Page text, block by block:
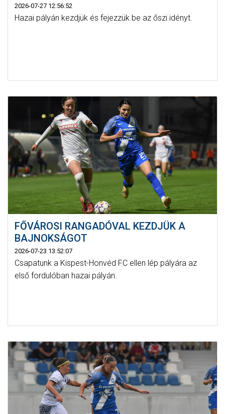
2026-07-27 12:56:52
Hazai pályán kezdjük és fejezzük be az őszi idényt.
FŐVÁROSI RANGADÓVAL KEZDJÜK A
BAJNOKSÁGOT
2026-07-23 13:52:07
Csapatunk a Kispest-Honvéd FC ellen lép pályára az
első fordulóban hazai pályán.